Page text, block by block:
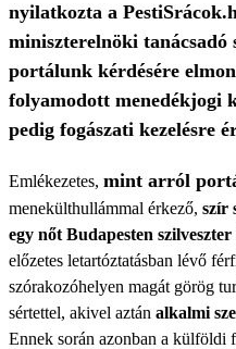
nyilatkozta a
miniszterelnöki
portálunk kérdésére
folyamodott menedékjogi
pedig fogászati kezelésre
Emlékezetes, mint arról
menekülthullámmal érkező, szír
egy nőt Budapesten
előzetes letartóztatásban lévő
szórakozóhelyen magát görög
sértettel, akivel aztán alkalmi
Ennek során azonban a külföldi